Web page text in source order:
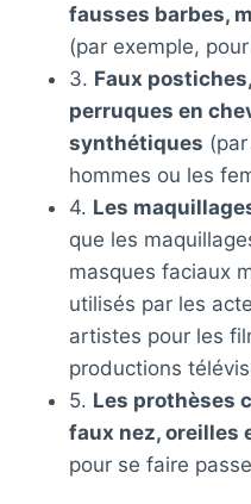
fausses barbes,
(par exemple,
3. Faux
perruques en
synthétiques
hommes ou les
4. Les
que les
masques faciaux
utilisés par les
artistes pour les
productions
5. Les prothèses
faux nez, oreilles
pour se faire